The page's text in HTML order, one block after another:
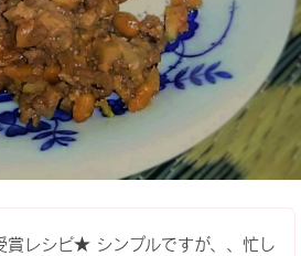
レシピ★ シンプルですが、、忙し